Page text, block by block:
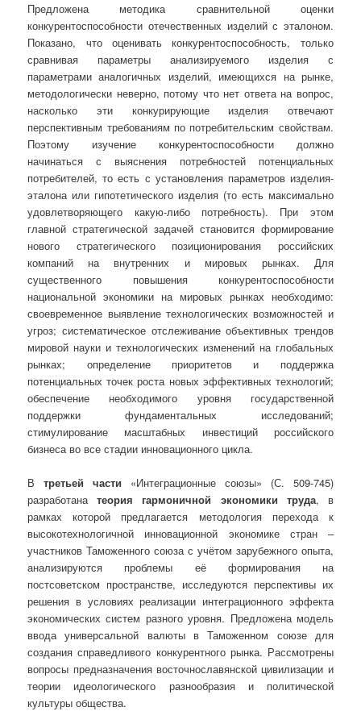
Предложена методика сравнительной оценки
конкурентоспособности отечественных изделий с эталоном.
Показано, что оценивать конкурентоспособность, только
сравнивая параметры анализируемого изделия с
параметрами аналогичных изделий, имеющихся на рынке,
методологически неверно, потому что нет ответа на вопрос,
насколько эти конкурирующие изделия отвечают
перспективным требованиям по потребительским свойствам.
Поэтому изучение конкурентоспособности должно
начинаться с выяснения потребностей потенциальных
потребителей, то есть с установления параметров изделия-
эталона или гипотетического изделия (то есть максимально
удовлетворяющего какую-либо потребность). При этом
главной стратегической задачей становится формирование
нового стратегического позиционирования российских
компаний на внутренних и мировых рынках. Для
существенного повышения конкурентоспособности
национальной экономики на мировых рынках необходимо:
своевременное выявление технологических возможностей и
угроз; систематическое отслеживание объективных трендов
мировой науки и технологических изменений на глобальных
рынках; определение приоритетов и поддержка
потенциальных точек роста новых эффективных технологий;
обеспечение необходимого уровня государственной
поддержки фундаментальных исследований;
стимулирование масштабных инвестиций российского
бизнеса во все стадии инновационного цикла.
Втретьей части «Интеграционные союзы» (С. 509-745)
разработанатеория гармоничной экономики труда, в
рамках которой предлагается методология перехода к
высокотехнологичной инновационной экономике стран –
участников Таможенного союза с учётом зарубежного опыта,
анализируются проблемы её формирования на
постсоветском пространстве, исследуются перспективы их
решения в условиях реализации интеграционного эффекта
экономических систем разного уровня. Предложена модель
ввода универсальной валюты в Таможенном союзе для
создания справедливого конкурентного рынка. Рассмотрены
вопросы предназначения восточнославянской цивилизации и
теории идеологического разнообразия и политической
культуры общества.